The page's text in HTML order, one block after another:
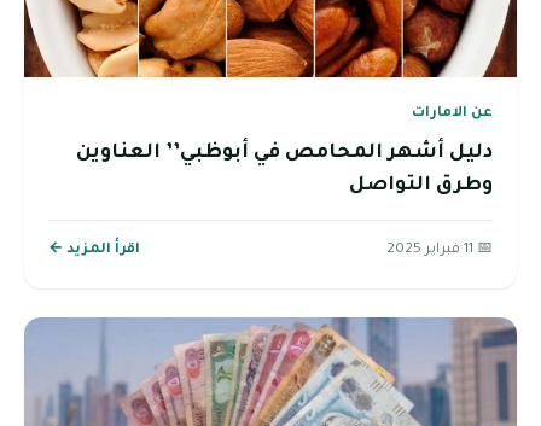
عن الامارات
دليل أشهر المحامص في أبوظبي’’ العناوين
وطرق التواصل
📅 11 فبراير 2025 اقرأ المزيد ←